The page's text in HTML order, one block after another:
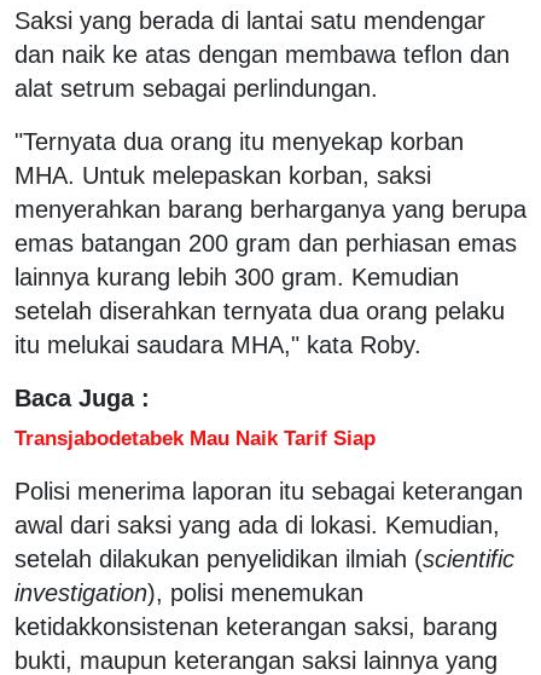
Saksi yang berada di lantai satu mendengar
dan naik ke atas dengan membawa teflon dan
alat setrum sebagai perlindungan.
"Ternyata dua orang itu menyekap korban
MHA. Untuk melepaskan korban, saksi
menyerahkan barang berharganya yang berupa
emas batangan 200 gram dan perhiasan emas
lainnya kurang lebih 300 gram. Kemudian
setelah diserahkan ternyata dua orang pelaku
itu melukai saudara MHA," kata Roby.
Baca Juga :
Transjabodetabek Mau Naik Tarif Siap
Polisi menerima laporan itu sebagai keterangan
awal dari saksi yang ada di lokasi. Kemudian,
setelah dilakukan penyelidikan ilmiah (scientific
investigation), polisi menemukan
ketidakkonsistenan keterangan saksi, barang
bukti, maupun keterangan saksi lainnya yang